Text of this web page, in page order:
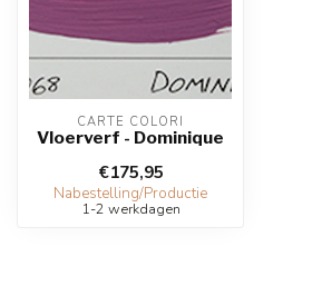
CARTE COLORI
Vloerverf - Dominique
€175,95
Nabestelling/Productie
1-2 werkdagen